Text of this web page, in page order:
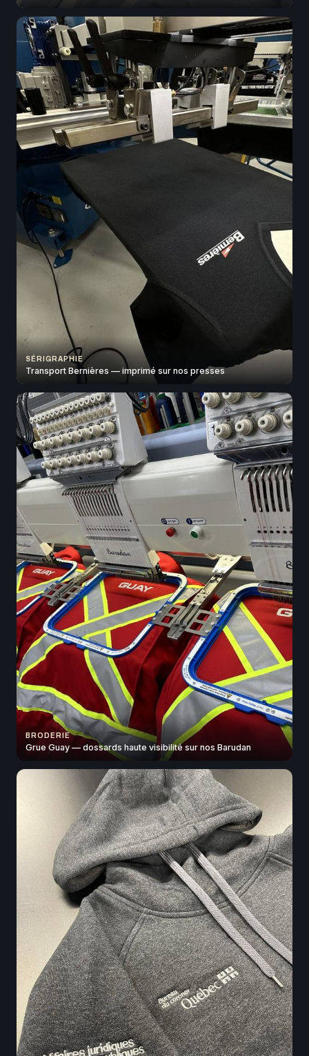
SÉRIGRAPHIE
Transport Bernières — imprimé sur nos presses
BRODERIE
Grue Guay — dossards haute visibilité sur nos Barudan